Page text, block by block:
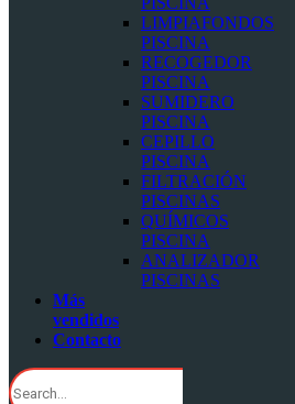
LIMPIAFONDOS
PISCINA
RECOGEDOR
PISCINA
SUMIDERO
PISCINA
CEPILLO
PISCINA
FILTRACIÓN
PISCINAS
QUÍMICOS
PISCINA
ANALIZADOR
PISCINAS
Más
vendidos
Contacto